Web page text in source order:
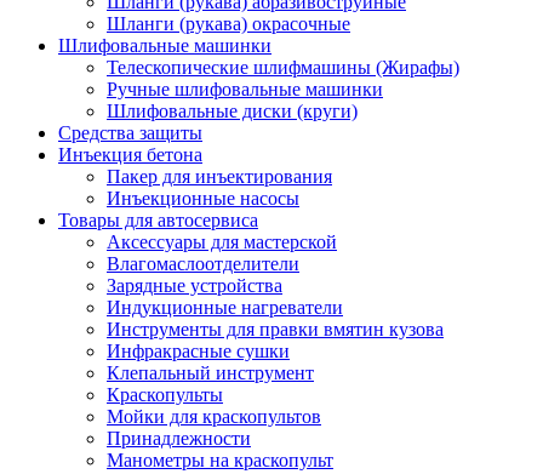
Шланги (рукава) окрасочные
Шлифовальные машинки
Телескопические шлифмашины (Жирафы)
Ручные шлифовальные машинки
Шлифовальные диски (круги)
Средства защиты
Инъекция бетона
Пакер для инъектирования
Инъекционные насосы
Товары для автосервиса
Аксессуары для мастерской
Влагомаслоотделители
Зарядные устройства
Индукционные нагреватели
Инструменты для правки вмятин кузова
Инфракрасные сушки
Клепальный инструмент
Краскопульты
Мойки для краскопультов
Принадлежности
Манометры на краскопульт